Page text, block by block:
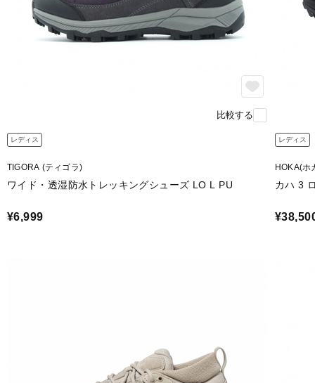
比較する
レディス
TIGORA (ティゴラ)
ワイド・透湿防水トレッキングシューズ LO L PU
¥6,999
レディス
HOKA(ホ
カハ 3